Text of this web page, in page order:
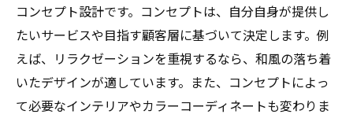
コンセプト設計です。コンセプトは、自分自身が提供し
たいサービスや目指す顧客層に基づいて決定します。例
えば、リラクゼーションを重視するなら、和風の落ち着
いたデザインが適しています。また、コンセプトによっ
て必要なインテリアやカラーコーディネートも変わりま